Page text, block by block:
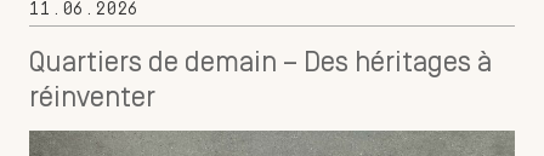
11.06.2026
Quartiers de demain – Des héritages à
réinventer